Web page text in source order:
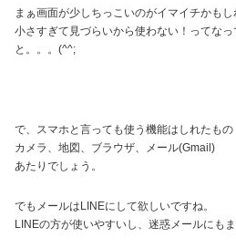
まぁ画面が少しちっこいのがイマイチかもし
小さすぎて見づらいから使わない！ってな
と。。。(^^;
で、スマホと言っても使う機能はしれたもの
カメラ、地図、ブラウザ、メール(Gmail)
あたりでしょう。
でもメールはLINEにして欲しいですね。
LINEの方が使いやすいし、迷惑メールにもま